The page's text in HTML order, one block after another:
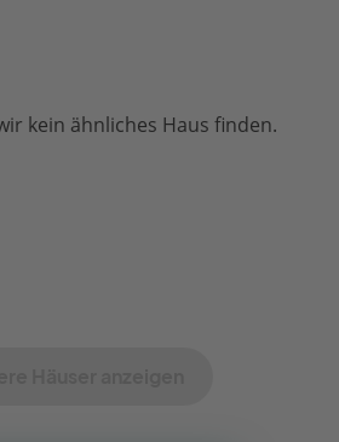
kein ähnliches Haus finden.